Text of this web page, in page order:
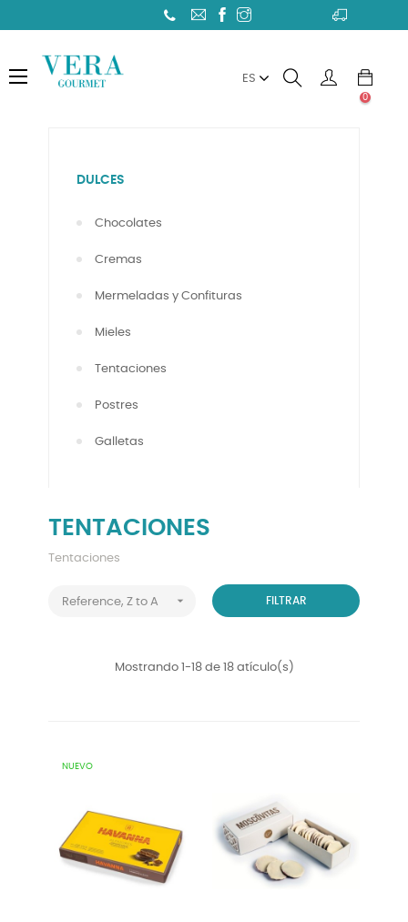
Toggle
☰ ES
0
DULCES
Chocolates
Cremas
Mermeladas y Confituras
Mieles
Tentaciones
Postres
Galletas
TENTACIONES
Tentaciones
Reference, Z to A  FILTRAR
Mostrando 1-18 de 18 atículo(s)
NUEVO